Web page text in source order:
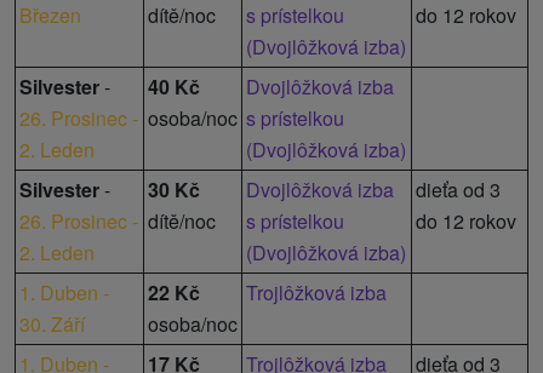
Březen
dítě/noc
s prístelkou
(Dvojlôžková izba)
do 12 rokov
Silvester-
26. Prosinec -
2. Leden
40 Kč
osoba/noc
Dvojlôžková izba
s prístelkou
(Dvojlôžková izba)
Silvester-
26. Prosinec -
2. Leden
30 Kč
dítě/noc
Dvojlôžková izba
s prístelkou
(Dvojlôžková izba)
dieťa od 3
do 12 rokov
1. Duben -
30. Září
22 Kč
osoba/noc
Trojlôžková izba
1. Duben - 17 Kč Trojlôžková izba dieťa od 3